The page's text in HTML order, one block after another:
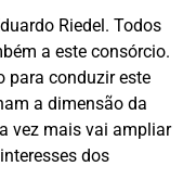
Riedel. Todos
a este consórcio.
para conduzir este
a dimensão da
vez mais vai ampliar
dos